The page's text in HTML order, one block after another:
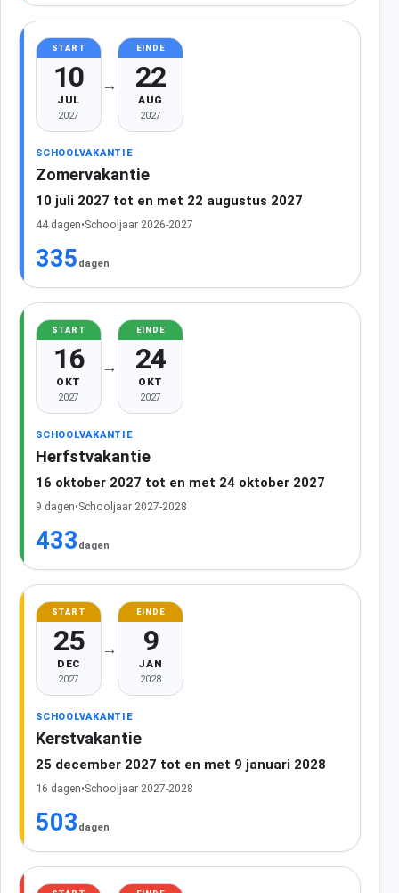
START
10
JUL
2027
→
EINDE
22
AUG
2027
SCHOOLVAKANTIE
Zomervakantie
10 juli 2027 tot en met 22 augustus 2027
44 dagen•Schooljaar 2026-2027
335 dagen
START
16
OKT
2027
→
EINDE
24
OKT
2027
SCHOOLVAKANTIE
Herfstvakantie
16 oktober 2027 tot en met 24 oktober 2027
9 dagen•Schooljaar 2027-2028
433 dagen
START
25
DEC
2027
→
EINDE
9
JAN
2028
SCHOOLVAKANTIE
Kerstvakantie
25 december 2027 tot en met 9 januari 2028
16 dagen•Schooljaar 2027-2028
503 dagen